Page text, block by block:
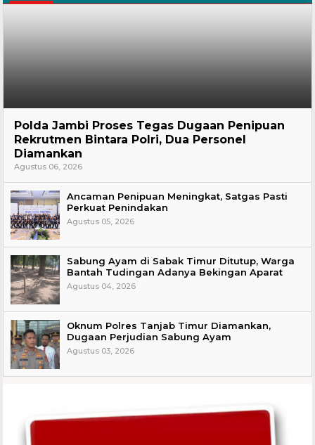
Polda Jambi Proses Tegas Dugaan Penipuan
Rekrutmen Bintara Polri, Dua Personel
Diamankan
Agustus 06, 2026
Ancaman Penipuan Meningkat, Satgas Pasti
Perkuat Penindakan
Agustus 05, 2026
Sabung Ayam di Sabak Timur Ditutup, Warga
Bantah Tudingan Adanya Bekingan Aparat
Agustus 04, 2026
Oknum Polres Tanjab Timur Diamankan,
Dugaan Perjudian Sabung Ayam
Agustus 03, 2026